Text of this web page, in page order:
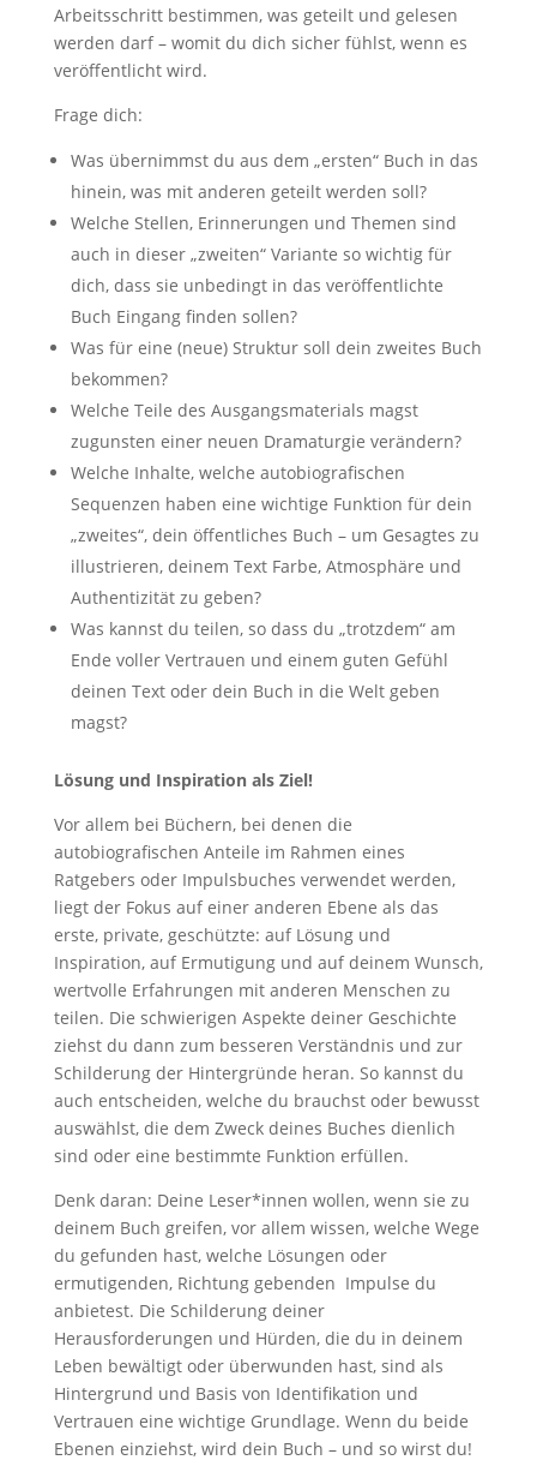
Arbeitsschritt bestimmen, was geteilt und gelesen
werden darf – womit du dich sicher fühlst, wenn es
veröffentlicht wird.
Frage dich:
Was übernimmst du aus dem „ersten“ Buch in das
hinein, was mit anderen geteilt werden soll?
Welche Stellen, Erinnerungen und Themen sind
auch in dieser „zweiten“ Variante so wichtig für
dich, dass sie unbedingt in das veröffentlichte
Buch Eingang finden sollen?
Was für eine (neue) Struktur soll dein zweites Buch
bekommen?
Welche Teile des Ausgangsmaterials magst
zugunsten einer neuen Dramaturgie verändern?
Welche Inhalte, welche autobiografischen
Sequenzen haben eine wichtige Funktion für dein
„zweites“, dein öffentliches Buch – um Gesagtes zu
illustrieren, deinem Text Farbe, Atmosphäre und
Authentizität zu geben?
Was kannst du teilen, so dass du „trotzdem“ am
Ende voller Vertrauen und einem guten Gefühl
deinen Text oder dein Buch in die Welt geben
magst?
Lösung und Inspiration als Ziel!
Vor allem bei Büchern, bei denen die
autobiografischen Anteile im Rahmen eines
Ratgebers oder Impulsbuches verwendet werden,
liegt der Fokus auf einer anderen Ebene als das
erste, private, geschützte: auf Lösung und
Inspiration, auf Ermutigung und auf deinem Wunsch,
wertvolle Erfahrungen mit anderen Menschen zu
teilen. Die schwierigen Aspekte deiner Geschichte
ziehst du dann zum besseren Verständnis und zur
Schilderung der Hintergründe heran. So kannst du
auch entscheiden, welche du brauchst oder bewusst
auswählst, die dem Zweck deines Buches dienlich
sind oder eine bestimmte Funktion erfüllen.
Denk daran: Deine Leser*innen wollen, wenn sie zu
deinem Buch greifen, vor allem wissen, welche Wege
du gefunden hast, welche Lösungen oder
ermutigenden, Richtung gebenden Impulse du
anbietest. Die Schilderung deiner
Herausforderungen und Hürden, die du in deinem
Leben bewältigt oder überwunden hast, sind als
Hintergrund und Basis von Identifikation und
Vertrauen eine wichtige Grundlage. Wenn du beide
Ebenen einziehst, wird dein Buch – und so wirst du!